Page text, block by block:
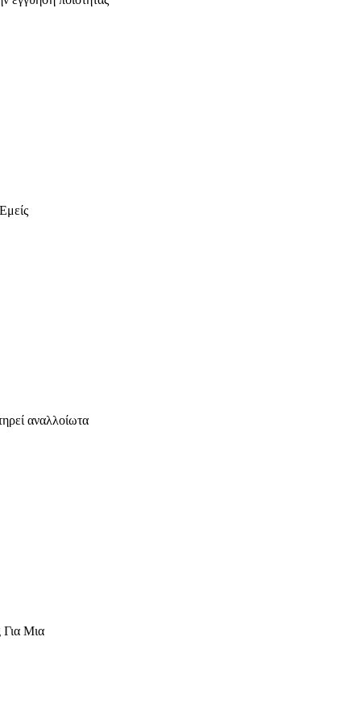
αναλλοίωτα
Μια